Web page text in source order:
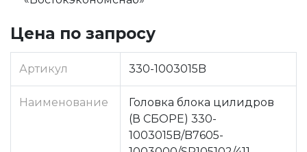
Цена по запросу
Артикул 330-1003015B
Наименование
Головка блока цилидров
(В СБОРЕ) 330-
1003015B/B7605-